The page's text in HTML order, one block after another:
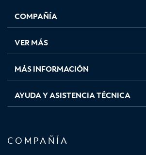
abre
en
pestaña
nueva
abre
en
pestaña
nueva
abre
en
pestaña
nueva
en
nueva
COMPAÑÍA
VER MÁS
MÁS INFORMACIÓN
AYUDA Y ASISTENCIA TÉCNICA
COMPAÑÍA